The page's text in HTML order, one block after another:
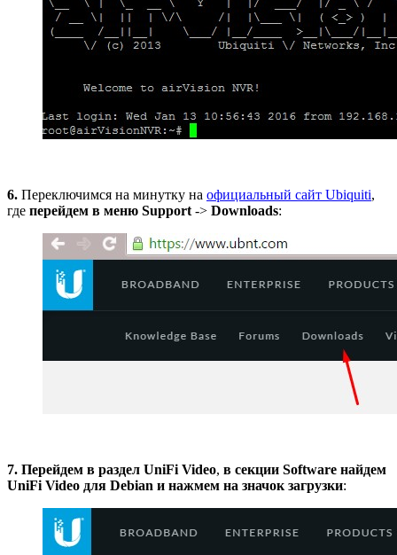
6. Переключимся на минутку на официальный сайт Ubiquiti,
где перейдем в меню Support -> Downloads:
7. Перейдем в раздел UniFi Video, в секции Software найдем
UniFi Video для Debian и нажмем на значок загрузки: